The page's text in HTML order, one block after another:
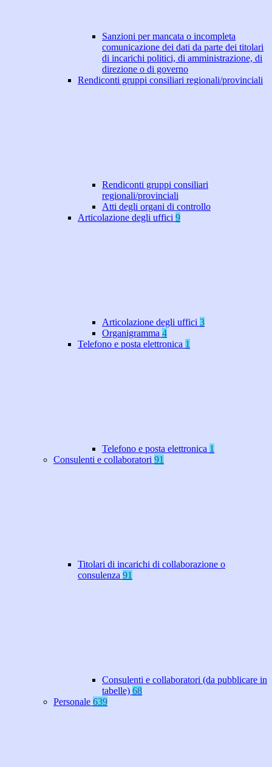
Sanzioni per mancata o incompleta
comunicazione dei dati da parte dei titolari
di incarichi politici, di amministrazione, di
direzione o di governo
Rendiconti gruppi consiliari regionali/provinciali
Rendiconti gruppi consiliari
regionali/provinciali
Atti degli organi di controllo
Articolazione degli uffici 9
Articolazione degli uffici 3
Organigramma 4
Telefono e posta elettronica 1
Telefono e posta elettronica 1
Consulenti e collaboratori 91
Titolari di incarichi di collaborazione o
consulenza 91
Consulenti e collaboratori (da pubblicare in
tabelle) 68
Personale 639